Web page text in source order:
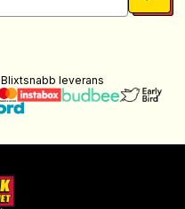
Blixtsnabb leverans